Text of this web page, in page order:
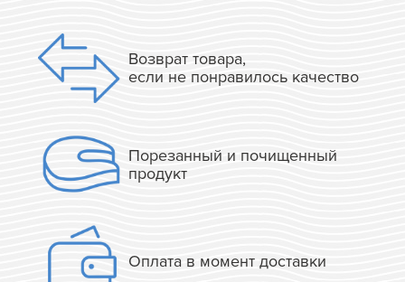
Возврат товара,
если не понравилось качество
Порезанный и почищенный
продукт
Оплата в момент доставки